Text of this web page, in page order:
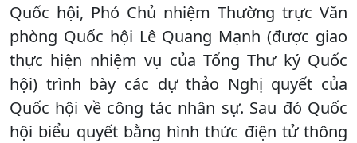
Quốc hội, Phó Chủ nhiệm Thường trực Văn
phòng Quốc hội Lê Quang Mạnh (được giao
thực hiện nhiệm vụ của Tổng Thư ký Quốc
hội) trình bày các dự thảo Nghị quyết của
Quốc hội về công tác nhân sự. Sau đó Quốc
hội biểu quyết bằng hình thức điện tử thông